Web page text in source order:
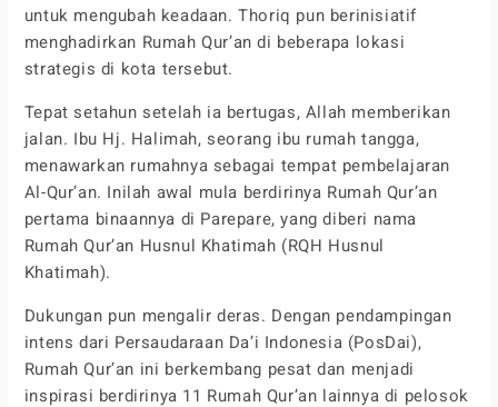
untuk mengubah keadaan. Thoriq pun berinisiatif
menghadirkan Rumah Qur’an di beberapa lokasi
strategis di kota tersebut.
Tepat setahun setelah ia bertugas, Allah memberikan
jalan. Ibu Hj. Halimah, seorang ibu rumah tangga,
menawarkan rumahnya sebagai tempat pembelajaran
Al-Qur’an. Inilah awal mula berdirinya Rumah Qur’an
pertama binaannya di Parepare, yang diberi nama
Rumah Qur’an Husnul Khatimah (RQH Husnul
Khatimah).
Dukungan pun mengalir deras. Dengan pendampingan
intens dari Persaudaraan Da’i Indonesia (PosDai),
Rumah Qur’an ini berkembang pesat dan menjadi
inspirasi berdirinya 11 Rumah Qur’an lainnya di pelosok